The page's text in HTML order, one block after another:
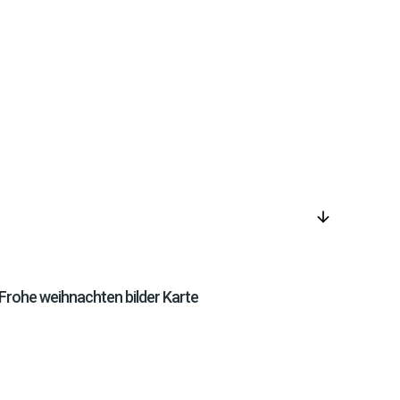
arrow_downward
Frohe weihnachten bilder Karte